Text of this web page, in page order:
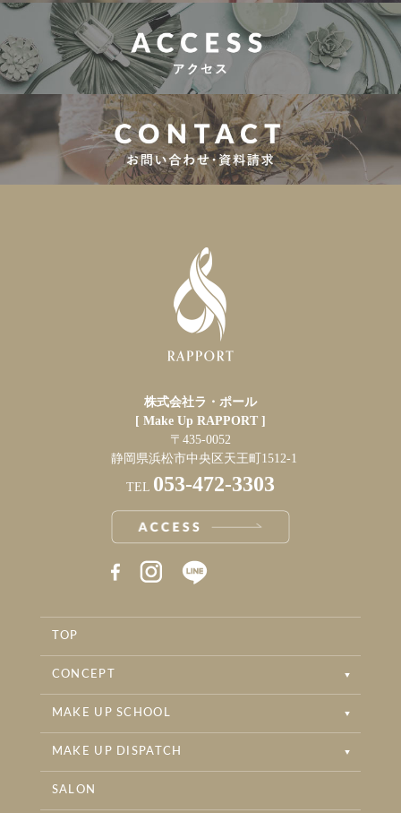
株式会社ラ・ポール
[ Make Up RAPPORT ]
〒435-0052
静岡県浜松市中央区天王町1512-1
TEL 053-472-3303
RAPPORT BEAUTYSALON INSTAGRAM
TOP
CONCEPT
MAKE UP SCHOOL
MAKE UP DISPATCH
SALON